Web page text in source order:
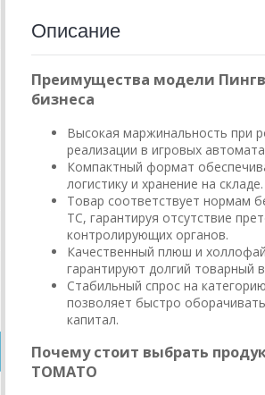
Описание
Преимущества модели
бизнеса
Высокая маржинальность при
реализации в игровых
Компактный формат
логистику и хранение на складе.
Товар соответствует нормам
ТС, гарантируя отсутствие
контролирующих органов.
Качественный плюш и
гарантируют долгий товарный
Стабильный спрос на
позволяет быстро
капитал.
Почему стоит выбрать
ТОМАТО